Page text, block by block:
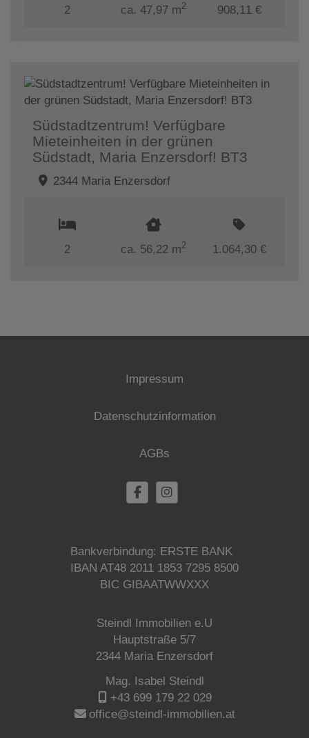
2 ca. 47,97 m2 908,11 €
Südstadtzentrum! Verfügbare
Mieteinheiten in der grünen
Südstadt, Maria Enzersdorf! BT3
2344 Maria Enzersdorf
2 ca. 56,22 m2 1.064,30 €
Impressum
Datenschutzinformation
AGBs
Bankverbindung: ERSTE BANK
IBAN AT48 2011 1853 7295 8500
BIC GIBAATWWXXX
Steindl Immobilien e.U
Hauptstraße 5/7
2344 Maria Enzersdorf
Mag. Isabel Steindl
+43 699 179 22 029
office@steindl-immobilien.at